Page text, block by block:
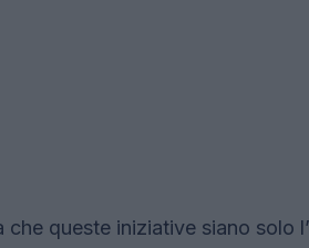
che queste iniziative siano solo